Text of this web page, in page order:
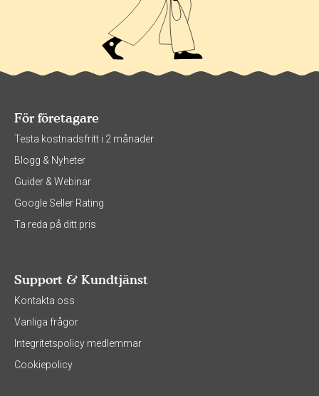
För företagare
Testa kostnadsfritt i 2 månader
Blogg & Nyheter
Guider & Webinar
Google Seller Rating
Ta reda på ditt pris
Support & Kundtjänst
Kontakta oss
Vanliga frågor
Integritetspolicy medlemmar
Cookiepolicy